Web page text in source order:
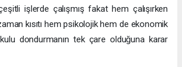
işlerde çalışmış fakat hem çalışırken
kısıtı hem psikolojik hem de ekonomik
dondurmanın tek çare olduğuna karar